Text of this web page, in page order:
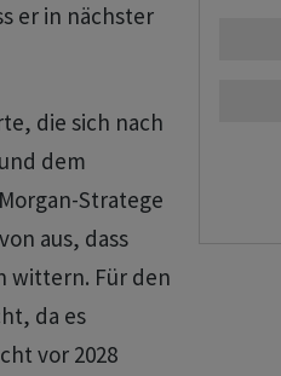
er in nächster
die sich nach
dem
Stratege
aus, dass
wittern. Für den
da es
vor 2028